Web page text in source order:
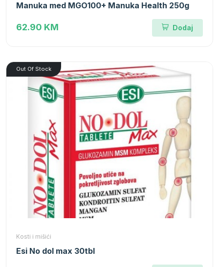
Manuka med MGO100+ Manuka Health 250g
62.90 KM Dodaj
Out Of Stock
Kosti i mišići
Esi No dol max 30tbl